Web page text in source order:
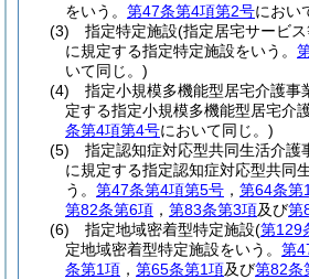
をいう。 第47条第4項第2号におい
(3)
指定特定施設(指定居宅サービ
に規定する指定特定施設をいう。
いて同じ。)
(4)
指定小規模多機能型居宅介護事
定する指定小規模多機能型居宅介
条第4項第4号において同じ。)
(5)
指定認知症対応型共同生活介護
に規定する指定認知症対応型共同
う。 第47条第4項第5号 ， 第64条第
第82条第6項 ， 第83条第3項及び第
(6)
指定地域密着型特定施設(第129
定地域密着型特定施設をいう。 第
条第1項 ， 第65条第1項及び第82条